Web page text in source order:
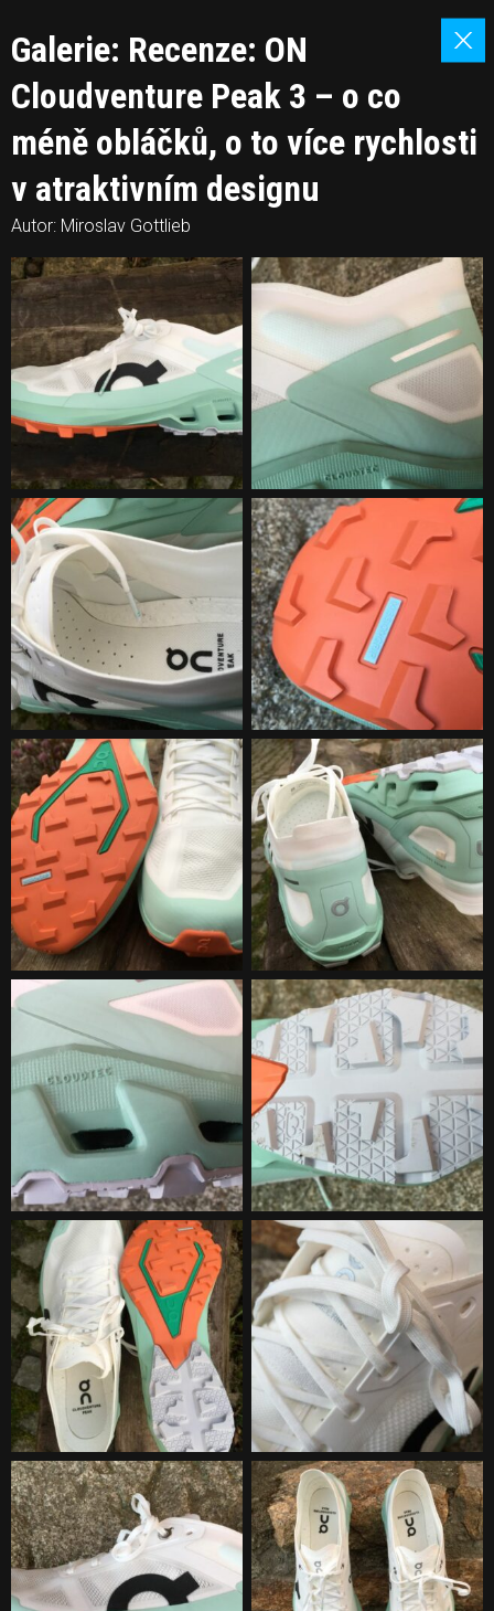
Galerie: Recenze: ON
Cloudventure Peak 3 – o co
méně obláčků, o to více rychlosti
v atraktivním designu
Autor: Miroslav Gottlieb